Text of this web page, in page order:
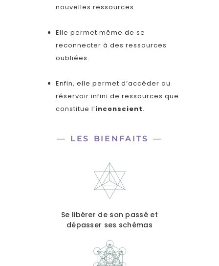
nouvelles ressources.
Elle permet même de se
reconnecter à des ressources
oubliées.
Enfin, elle permet d’accéder au
réservoir infini de ressources que
constitue l’inconscient.
— LES BIENFAITS —
Se libérer de son passé et
dépasser ses schémas